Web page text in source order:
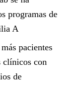
programas de
A
pacientes
clínicos con
de